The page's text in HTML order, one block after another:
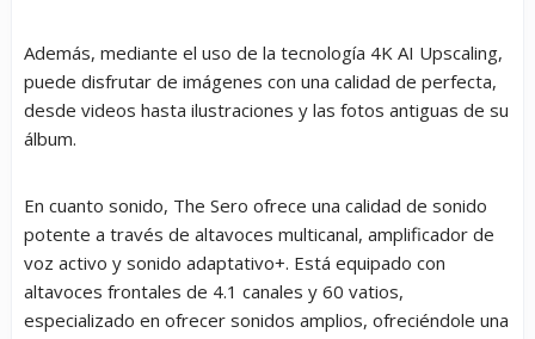
Además, mediante el uso de la tecnología 4K AI Upscaling,
puede disfrutar de imágenes con una calidad de perfecta,
desde videos hasta ilustraciones y las fotos antiguas de su
álbum.
En cuanto sonido, The Sero ofrece una calidad de sonido
potente a través de altavoces multicanal, amplificador de
voz activo y sonido adaptativo+. Está equipado con
altavoces frontales de 4.1 canales y 60 vatios,
especializado en ofrecer sonidos amplios, ofreciéndole una